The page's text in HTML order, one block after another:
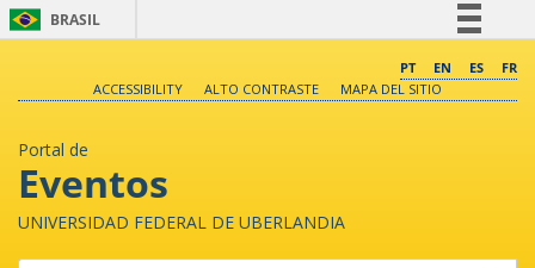
BRASIL
Comunica BR
PT EN ES
FR
ACCESSIBILITY
ALTO CONTRASTE MAPA DEL SITIO
Portal de
Eventos
UNIVERSIDAD FEDERAL DE UBERLANDIA